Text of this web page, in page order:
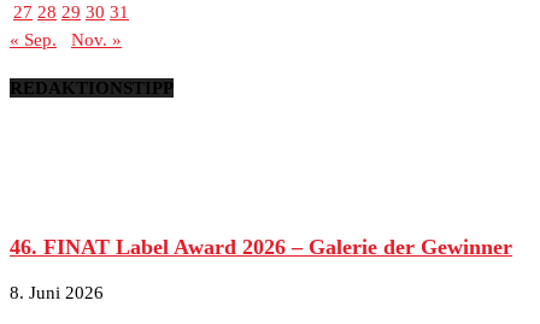
27 28 29 30 31
« Sep.
Nov. »
REDAKTIONSTIPP
46. FINAT Label Award 2026 – Galerie der Gewinner
8. Juni 2026